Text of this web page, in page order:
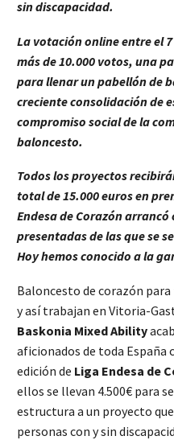
sin discapacidad.
La votación online entre el
más de 10.000 votos, una
para llenar un pabellón de
creciente consolidación de
compromiso social de la
baloncesto.
Todos los proyectos
total de 15.000 euros en
Endesa de Corazón
presentadas de las que se
Hoy hemos conocido a la
Baloncesto de corazón
y así trabajan en Vitoria-
Baskonia Mixed Ability
aficionados de toda España
edición de Liga Endesa de
ellos se llevan 4.500€ para
estructura a un proyecto
personas con y sin